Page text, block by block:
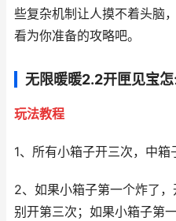
些复杂机制让人摸不着头脑
看为你准备的攻略吧。
无限暖暖2.2开匣见宝
玩法教程
1、所有小箱子开三次，中箱
2、如果小箱子第一个炸了
别开第三次；如果小箱子第